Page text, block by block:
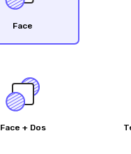
Face
Face + Dos